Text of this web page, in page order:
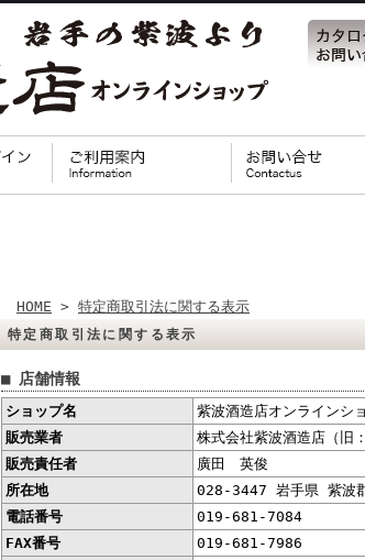
HOME > 特定商取引法に関する表示
特定商取引法に関する表示
■ 店舗情報
ショップ名
紫波酒造店オンラインシ
販売業者
株式会社紫波酒造店（旧
販売責任者
廣田 英俊
所在地
028-3447 岩手県 紫波
電話番号
019-681-7084
FAX番号
019-681-7986